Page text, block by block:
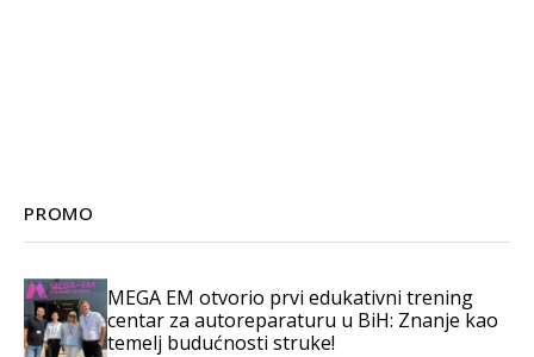
PROMO
MEGA EM otvorio prvi edukativni trening
centar za autoreparaturu u BiH: Znanje kao
temelj budućnosti struke!